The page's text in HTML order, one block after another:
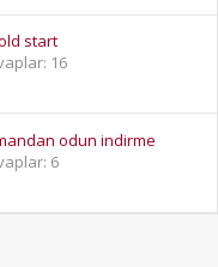
start
16
odun indirme
6